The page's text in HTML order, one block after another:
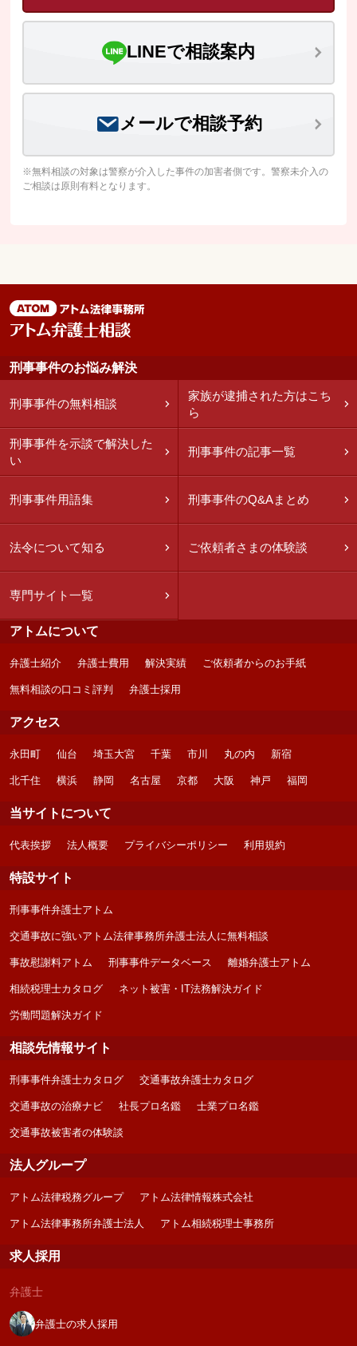
LINEで相談案内
メールで相談予約
※無料相談の対象は警察が介入した事件の加害者側です。警察未介入の
ご相談は原則有料となります。
刑事事件のお悩み解決
刑事事件の無料相談
家族が逮捕された方はこち
ら
刑事事件を示談で解決した
い
刑事事件の記事一覧
刑事事件用語集 刑事事件のQ&Aまとめ
法令について知る ご依頼者さまの体験談
専門サイト一覧
アトムについて
弁護士紹介 弁護士費用 解決実績 ご依頼者からのお手紙
無料相談の口コミ評判 弁護士採用
アクセス
永田町 仙台 埼玉大宮 千葉 市川 丸の内 新宿
北千住 横浜 静岡 名古屋 京都 大阪 神戸 福岡
当サイトについて
代表挨拶 法人概要 プライバシーポリシー 利用規約
特設サイト
刑事事件弁護士アトム
交通事故に強いアトム法律事務所弁護士法人に無料相談
事故慰謝料アトム 刑事事件データベース 離婚弁護士アトム
相続税理士カタログ ネット被害・IT法務解決ガイド
労働問題解決ガイド
相談先情報サイト
刑事事件弁護士カタログ 交通事故弁護士カタログ
交通事故の治療ナビ 社長プロ名鑑 士業プロ名鑑
交通事故被害者の体験談
法人グループ
アトム法律税務グループ アトム法律情報株式会社
アトム法律事務所弁護士法人 アトム相続税理士事務所
求人採用
弁護士
弁護士の求人採用